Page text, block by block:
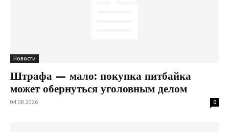
Новости
Штрафа — мало: покупка питбайка
может обернуться уголовным делом
04.08.2026 0